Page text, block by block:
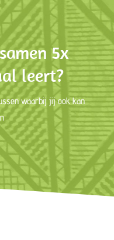
5x
leert?
waarbij jij ook kan